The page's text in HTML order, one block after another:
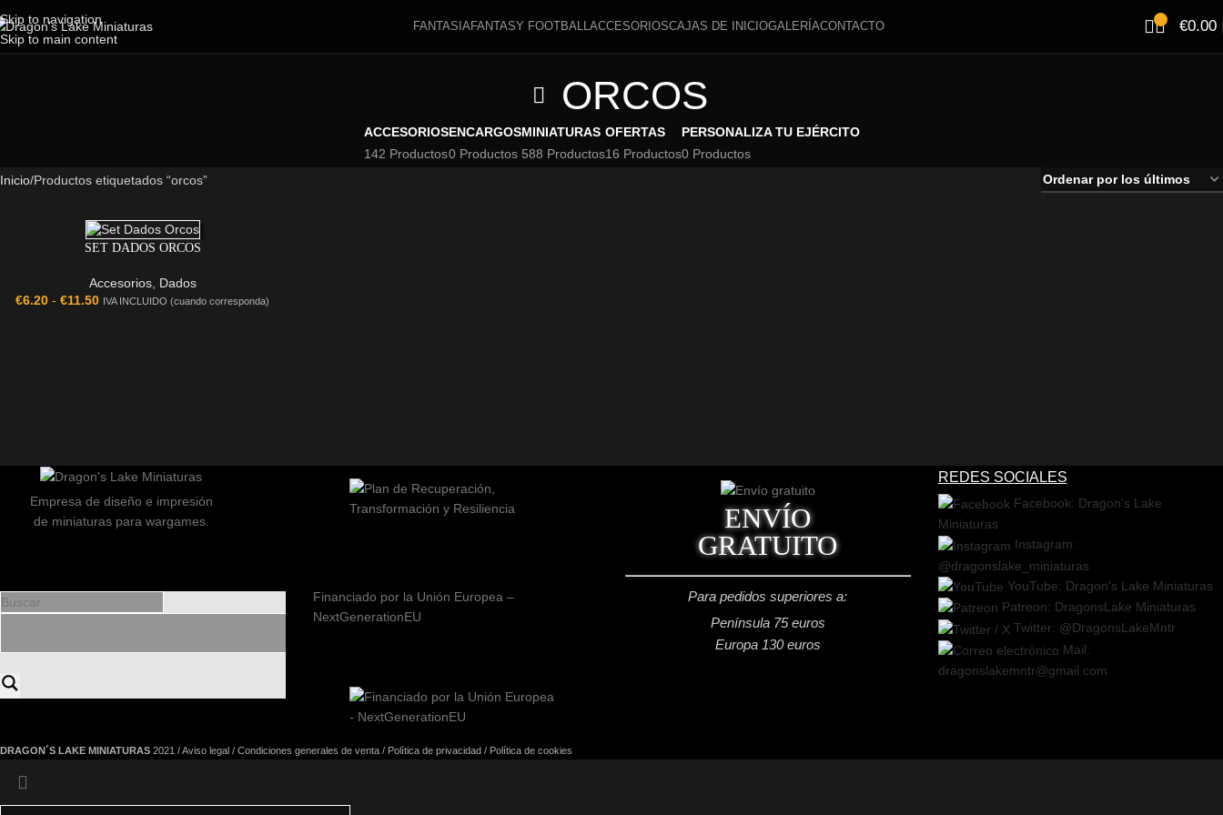
Skip to navigation
Skip to main content
FANTASIAFANTASY FOOTBALLACCESORIOSCAJAS DE INICIOGALERÍACONTACTO €0.00
ORCOS
ACCESORIOS
142 Productos
ENCARGOS
0 Productos
MINIATURAS
588 Productos
OFERTAS
16 Productos
PERSONALIZA TU EJÉRCITO
0 Productos
Inicio Productos etiquetados “orcos”
SET DADOS ORCOS
Accesorios, Dados
€6.20 - €11.50 IVA INCLUIDO (cuando corresponda)
Empresa de diseño e impresión
de miniaturas para wargames.
Financiado por la Unión Europea –
NextGenerationEU
ENVÍO
GRATUITO
Para pedidos superiores a:
Península 75 euros
Europa 130 euros
REDES SOCIALES
Facebook: Dragon's Lake
Miniaturas
Instagram:
@dragonslake_miniaturas
YouTube: Dragon's Lake Miniaturas
Patreon: DragonsLake Miniaturas
Twitter: @DragonsLakeMntr
Mail:
dragonslakemntr@gmail.com
DRAGON´S LAKE MINIATURAS 2021 /Aviso legal / Condiciones generales de venta / Política de privacidad / Política de cookies